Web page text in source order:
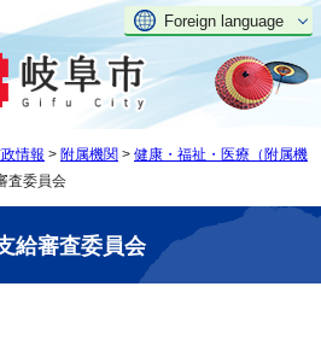
Foreign language
情報 > 附属機関 > 健康・福祉・医療（附属機
査委員会
給審査委員会